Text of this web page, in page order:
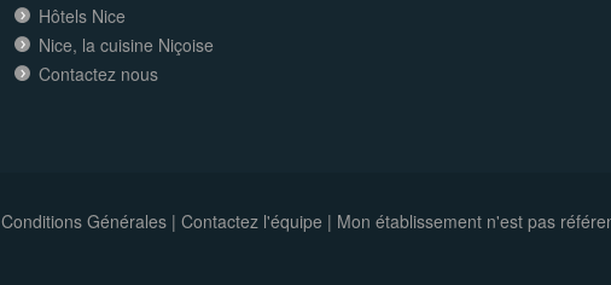
Hôtels Nice
Nice, la cuisine Niçoise
Contactez nous
Conditions Générales| Contactez l'équipe | Mon établissement n'est pas